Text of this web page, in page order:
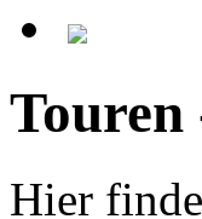
Touren
Hier